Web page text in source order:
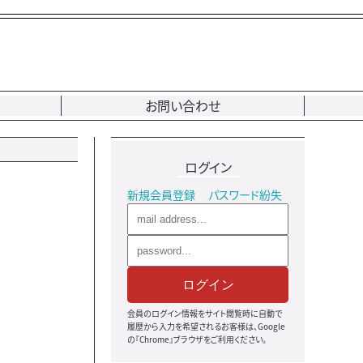
お問い合わせ
ログイン
新規会員登録 パスワード紛失
ログイン
会員のログイン情報をサイト閲覧時に自動で
履歴から入力を希望されるお客様は、Google
の『Chrome』ブラウザをご利用ください。